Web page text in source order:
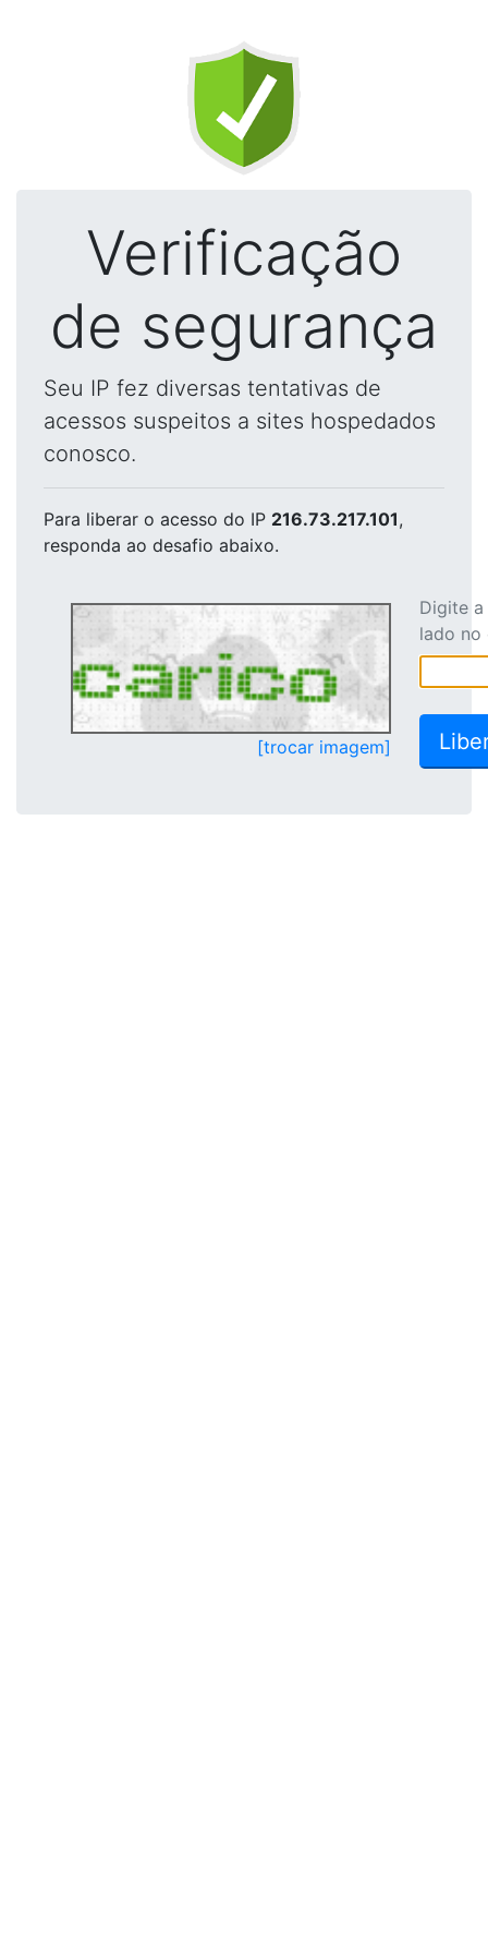
Verificação
de segurança
Seu IP fez diversas tentativas de
acessos suspeitos a sites hospedados
conosco.
Para liberar o acesso do IP 216.73.217.101,
responda ao desafio abaixo.
[trocar imagem]
Digite
lado no